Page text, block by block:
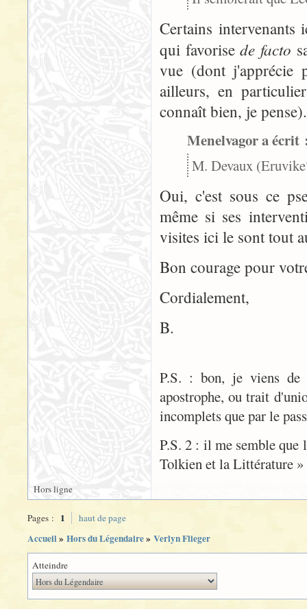
Certains intervenants
qui favorisede facto
vue (dont j'apprécie
ailleurs, en
connaît bien, je
Menelvagor a écrit
M. Devaux
Oui, c'est sous ce
même si ses
visites ici le sont tout
Bon courage pour
Cordialement,
B.
P.S. : bon, je viens de
apostrophe, ou trait
incomplets que par le
P.S. 2 : il me semble que
Tolkien et la Littérature »
Hors ligne
Pages : 1 haut de page
Accueil» Hors du Légendaire» Verlyn Flieger
Atteindre